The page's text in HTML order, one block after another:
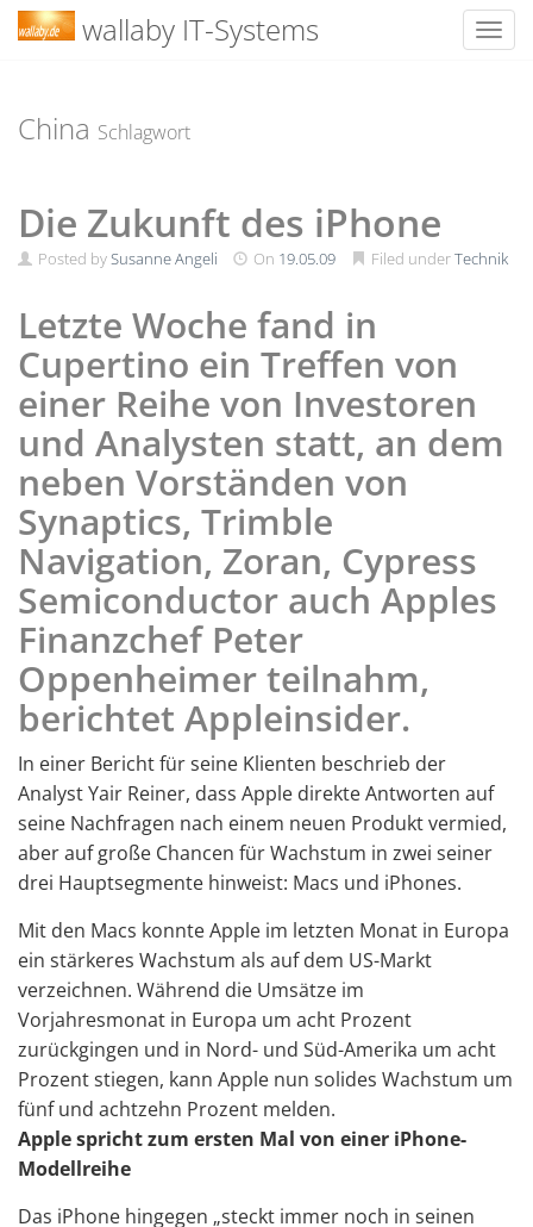
content
wallaby IT-Systems
China Schlagwort
Die Zukunft des iPhone
Posted bySusanne Angeli On 19.05.09 Filed underTechnik
Letzte Woche fand in
Cupertino ein Treffen von
einer Reihe von Investoren
und Analysten statt, an dem
neben Vorständen von
Synaptics, Trimble
Navigation, Zoran, Cypress
Semiconductor auch Apples
Finanzchef Peter
Oppenheimer teilnahm,
berichtet Appleinsider.
In einer Bericht für seine Klienten beschrieb der
Analyst Yair Reiner, dass Apple direkte Antworten auf
seine Nachfragen nach einem neuen Produkt vermied,
aber auf große Chancen für Wachstum in zwei seiner
drei Hauptsegmente hinweist: Macs und iPhones.
Mit den Macs konnte Apple im letzten Monat in Europa
ein stärkeres Wachstum als auf dem US-Markt
verzeichnen. Während die Umsätze im
Vorjahresmonat in Europa um acht Prozent
zurückgingen und in Nord- und Süd-Amerika um acht
Prozent stiegen, kann Apple nun solides Wachstum um
fünf und achtzehn Prozent melden.
Apple spricht zum ersten Mal von einer iPhone-
Modellreihe
Das iPhone hingegen „steckt immer noch in seinen